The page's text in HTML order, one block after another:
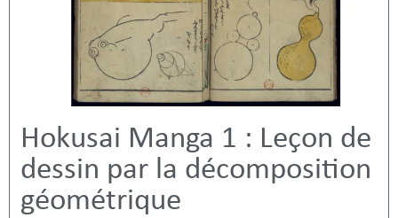
Hokusai Manga 1 : Leçon de
dessin par la décomposition
géométrique